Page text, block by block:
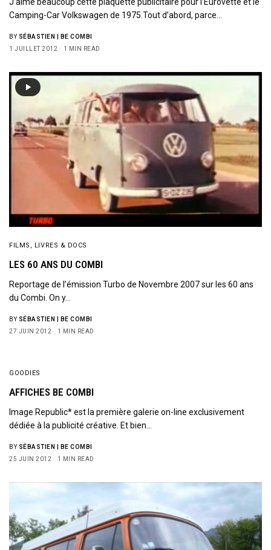
J’aime beaucoup cette plaquette publicitaire pour l’Eurovette et le
Camping-Car Volkswagen de 1975.Tout d’abord, parce…
BY SÉBASTIEN | BE COMBI
1 JUILLET 2012
1 MIN READ
FILMS, LIVRES & DOCS
LES 60 ANS DU COMBI
Reportage de l’émission Turbo de Novembre 2007 sur les 60 ans
du Combi. On y…
BY SÉBASTIEN | BE COMBI
27 JUIN 2012
1 MIN READ
GOODIES
AFFICHES BE COMBI
Image Republic* est la première galerie on-line exclusivement
dédiée à la publicité créative. Et bien…
BY SÉBASTIEN | BE COMBI
25 JUIN 2012
1 MIN READ